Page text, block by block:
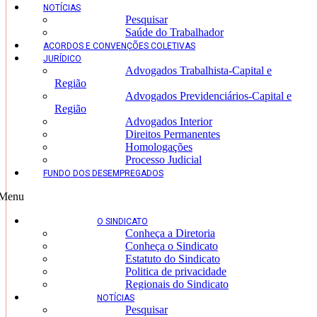
NOTÍCIAS
Pesquisar
Saúde do Trabalhador
ACORDOS E CONVENÇÕES COLETIVAS
JURÍDICO
Advogados Trabalhista-Capital e
Região
Advogados Previdenciários-Capital e
Região
Advogados Interior
Direitos Permanentes
Homologações
Processo Judicial
FUNDO DOS DESEMPREGADOS
O SINDICATO
Conheça a Diretoria
Conheça o Sindicato
Estatuto do Sindicato
Politica de privacidade
Regionais do Sindicato
NOTÍCIAS
Pesquisar